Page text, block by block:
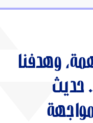
وهدفنا
حديث